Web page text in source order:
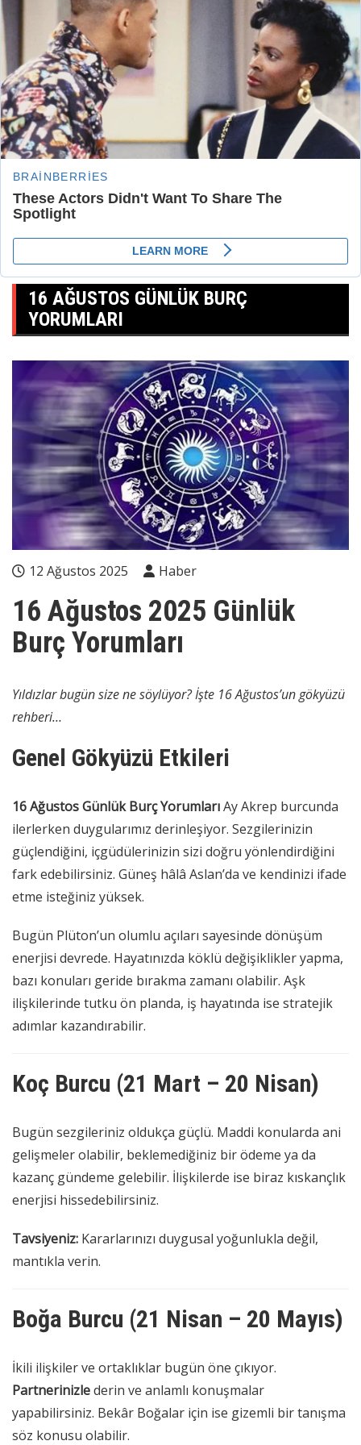
16 AĞUSTOS GÜNLÜK BURÇ
YORUMLARI
12 Ağustos 2025 Haber
16 Ağustos 2025 Günlük
Burç Yorumları
Yıldızlar bugün size ne söylüyor? İşte 16 Ağustos’un gökyüzü
rehberi…
Genel Gökyüzü Etkileri
16 Ağustos Günlük Burç YorumlarıAy Akrep burcunda
ilerlerken duygularımız derinleşiyor. Sezgilerinizin
güçlendiğini, içgüdülerinizin sizi doğru yönlendirdiğini
fark edebilirsiniz. Güneş hâlâ Aslan’da ve kendinizi ifade
etme isteğiniz yüksek.
Bugün Plüton’un olumlu açıları sayesinde dönüşüm
enerjisi devrede. Hayatınızda köklü değişiklikler yapma,
bazı konuları geride bırakma zamanı olabilir. Aşk
ilişkilerinde tutku ön planda, iş hayatında ise stratejik
adımlar kazandırabilir.
Koç Burcu (21 Mart – 20 Nisan)
Bugün sezgileriniz oldukça güçlü. Maddi konularda ani
gelişmeler olabilir, beklemediğiniz bir ödeme ya da
kazanç gündeme gelebilir. İlişkilerde ise biraz kıskançlık
enerjisi hissedebilirsiniz.
Tavsiyeniz: Kararlarınızı duygusal yoğunlukla değil,
mantıkla verin.
Boğa Burcu (21 Nisan – 20 Mayıs)
İkili ilişkiler ve ortaklıklar bugün öne çıkıyor.
Partnerinizlederin ve anlamlı konuşmalar
yapabilirsiniz. Bekâr Boğalar için ise gizemli bir tanışma
söz konusu olabilir.